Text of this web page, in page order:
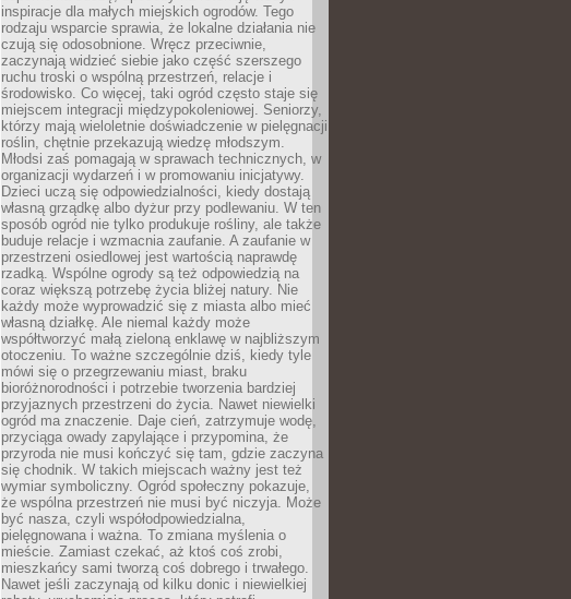
inspiracje dla małych miejskich ogrodów. Tego
rodzaju wsparcie sprawia, że lokalne działania nie
czują się odosobnione. Wręcz przeciwnie,
zaczynają widzieć siebie jako część szerszego
ruchu troski o wspólną przestrzeń, relacje i
środowisko. Co więcej, taki ogród często staje się
miejscem integracji międzypokoleniowej. Seniorzy,
którzy mają wieloletnie doświadczenie w pielęgnacji
roślin, chętnie przekazują wiedzę młodszym.
Młodsi zaś pomagają w sprawach technicznych, w
organizacji wydarzeń i w promowaniu inicjatywy.
Dzieci uczą się odpowiedzialności, kiedy dostają
własną grządkę albo dyżur przy podlewaniu. W ten
sposób ogród nie tylko produkuje rośliny, ale także
buduje relacje i wzmacnia zaufanie. A zaufanie w
przestrzeni osiedlowej jest wartością naprawdę
rzadką. Wspólne ogrody są też odpowiedzią na
coraz większą potrzebę życia bliżej natury. Nie
każdy może wyprowadzić się z miasta albo mieć
własną działkę. Ale niemal każdy może
współtworzyć małą zieloną enklawę w najbliższym
otoczeniu. To ważne szczególnie dziś, kiedy tyle
mówi się o przegrzewaniu miast, braku
bioróżnorodności i potrzebie tworzenia bardziej
przyjaznych przestrzeni do życia. Nawet niewielki
ogród ma znaczenie. Daje cień, zatrzymuje wodę,
przyciąga owady zapylające i przypomina, że
przyroda nie musi kończyć się tam, gdzie zaczyna
się chodnik. W takich miejscach ważny jest też
wymiar symboliczny. Ogród społeczny pokazuje,
że wspólna przestrzeń nie musi być niczyja. Może
być nasza, czyli współodpowiedzialna,
pielęgnowana i ważna. To zmiana myślenia o
mieście. Zamiast czekać, aż ktoś coś zrobi,
mieszkańcy sami tworzą coś dobrego i trwałego.
Nawet jeśli zaczynają od kilku donic i niewielkiej